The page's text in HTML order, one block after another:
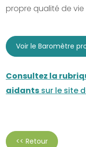
propre qualité de vie
Voir le Baromètre
Consultez la
aidants sur le site
<< Retour